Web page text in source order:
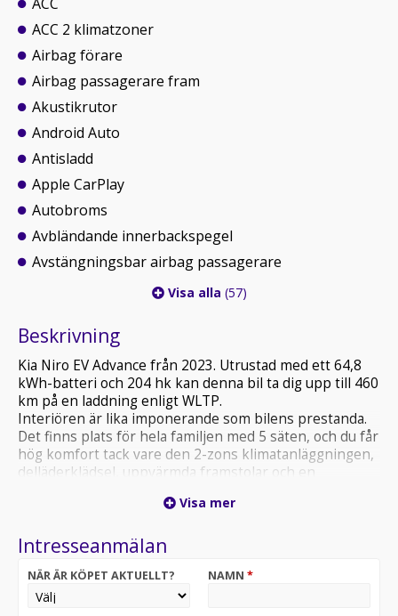
ACC 2 klimatzoner
Airbag förare
Airbag passagerare fram
Akustikrutor
Android Auto
Antisladd
Apple CarPlay
Autobroms
Avbländande innerbackspegel
Avstängningsbar airbag passagerare
Visa alla (57)
Beskrivning
Kia Niro EV Advance från 2023. Utrustad med ett 64,8
kWh-batteri och 204 hk kan denna bil ta dig upp till 460
km på en laddning enligt WLTP.
Interiören är lika imponerande som bilens prestanda.
Det finns plats för hela familjen med 5 säten, och du får
hög komfort tack vare den 2-zons klimatanläggningen,
delläderklädsel, uppvärmda framstolar och en
tums pekskärm, Apple CarPlay och Android Auto.
autobroms och filhållningsassistans har du tryggheten
funktioner som parkeringssensorer, backkamera och
nyckellöst system körningen ännu enklare.
Visa mer
Intresseanmälan
NÄR ÄR KÖPET AKTUELLT? NAMN *